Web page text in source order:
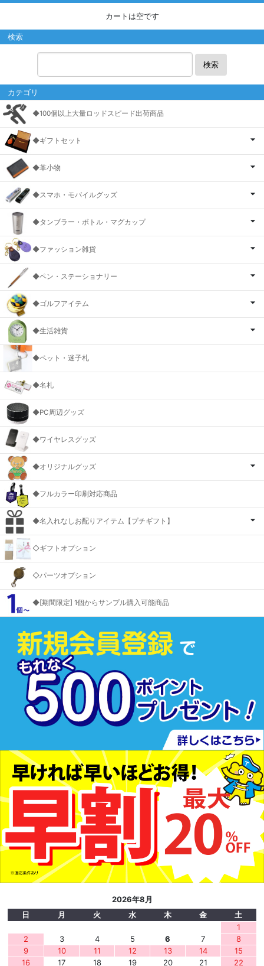
カートは空です
検索
検索
カテゴリ
◆100個以上大量ロッドスピード出荷商品
◆ギフトセット
◆革小物
◆スマホ・モバイルグッズ
◆タンブラー・ボトル・マグカップ
◆ファッション雑貨
◆ペン・ステーショナリー
◆ゴルフアイテム
◆生活雑貨
◆ペット・迷子札
◆名札
◆PC周辺グッズ
◆ワイヤレスグッズ
◆オリジナルグッズ
◆フルカラー印刷対応商品
◆名入れなしお配りアイテム【プチギフト】
◇ギフトオプション
◇パーツオプション
◆[期間限定] 1個からサンプル購入可能商品
2026年8月
日
月 火 水 木 金
土
1
2
3 4 5 6 7
8
9
10 11 12 13 14
15
16
17 18 19 20 21
22